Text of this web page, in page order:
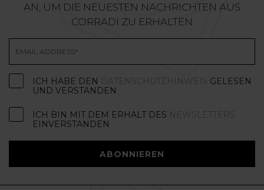
AN, UM DIE NEUESTEN NACHRICHTEN AUS
CORRADI ZU ERHALTEN
ICH HABE DEN DATENSCHUTZHINWEIS GELESEN
UND VERSTANDEN
ICH BIN MIT DEM ERHALT DES NEWSLETTERS
EINVERSTANDEN
ABONNIEREN